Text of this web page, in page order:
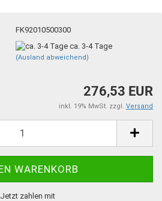
FK92010500300
ca. 3-4 Tage
(Ausland abweichend)
276,53 EUR
inkl. 19% MwSt. zzgl. Versand
Jetzt zahlen mit